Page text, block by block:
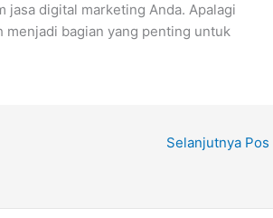
jasa digital marketing Anda. Apalagi
menjadi bagian yang penting untuk
Selanjutnya Pos